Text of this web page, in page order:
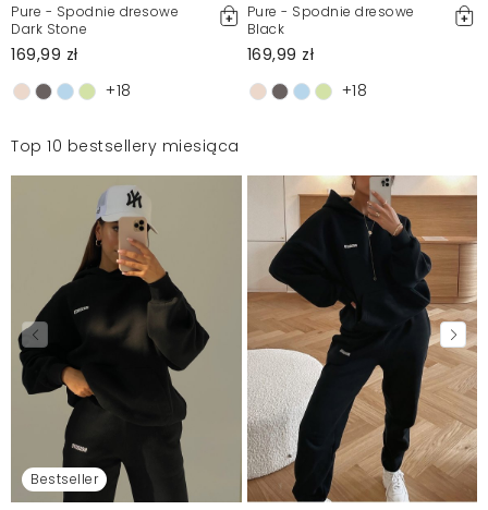
Pure - Spodnie dresowe
Dark Stone
169,99 zł
+18
Pure - Spodnie dresowe
Black
169,99 zł
+18
Top 10 bestsellery miesiąca
Bestseller